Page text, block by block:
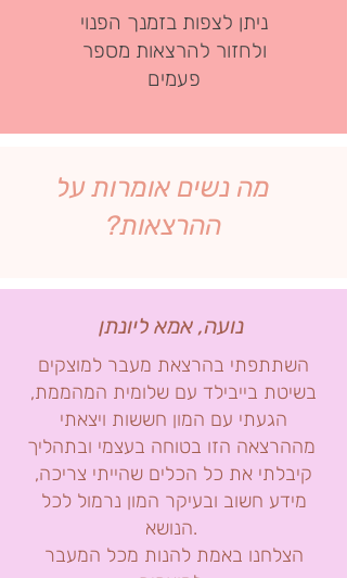
ניתן לצפות בזמנך הפנוי
ולחזור להרצאות מספר
פעמים
מה נשים אומרות על
ההרצאות?
נועה, אמא ליונתן
השתתפתי בהרצאת מעבר למוצקים
בשיטת בייבילד עם שלומית המהממת,
הגעתי עם המון חששות ויצאתי
קיבלתי את כל הכלים שהייתי צריכה,
מידע חשוב ובעיקר המון נרמול לכל
הנושא.
הצלחנו באמת להנות מכל המעבר